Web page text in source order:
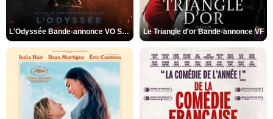
L'Odyssée Bande-annonce VO STFR Le Triangle d'or Bande-annonce VF